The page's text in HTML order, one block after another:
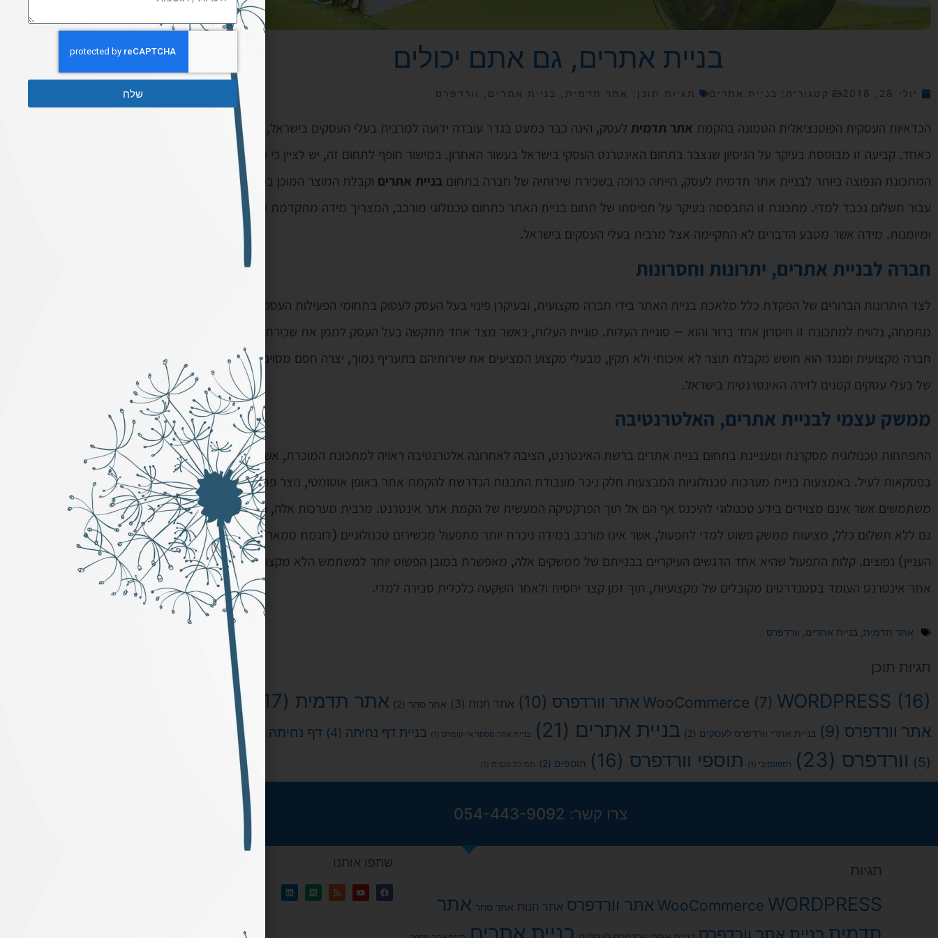
בניית אתרים, גם אתם יכולים
יולי 28, 2018 קטגוריה: בניית אתרים תגיות תוכן: אתר תדמית בניית אתרים וורדפרס
הכדאיות העסקית הפוטנציאלית הטמונה בהקמת אתר תדמית לעסק, הינה כבר כמעט בגדר עובדה ידועה למרבית בעלי העסקים בישראל, קטנים וגדולים
כאחד. קביעה זו מבוססת בעיקר על הניסיון שנצבר בתחום האינטרנט העסקי בישראל בעשור האחרון. במישור חופף לתחום זה, יש לציין כי עד לזמן האחרון
המתכונת הנפוצה ביותר לבניית אתר תדמית לעסק, הייתה כרוכה בשכירת שירותיה של חברה בתחום בניית אתרים וקבלת המוצר המוכן בסיום העבודה,
עבור תשלום נכבד למדי. מתכונת זו התבססה בעיקר על תפיסתו של תחום בניית האתר כתחום טכנולוגי מורכב, המצריך מידה מתקדמת של ידע
ומיומנות. מידה אשר מטבע הדברים לא התקיימה אצל מרבית בעלי העסקים בישראל.
חברה לבניית אתרים, יתרונות וחסרונות
לצד היתרונות הברורים של הפקדת כלל מלאכת בניית האתר בידי חברה מקצועית, ובעיקרן פינוי בעל העסק לעסוק בתחומי הפעילות העסקית בהם הוא
מתמחה, נלווית למתכונת זו חיסרון אחד ברור והוא – סוגיית העלות. סוגיית העלות, כאשר מצד אחד מתקשה בעל העסק לממן את שכירת שירותיה של
חברה מקצועית ומנגד הוא חושש מקבלת תוצר לא איכותי ולא תקין, מבעלי מקצוע המציעים את שירותיהם בתעריף נמוך, יצרה חסם מסוים בפני כניסתם
של בעלי עסקים קטנים לזירה האינטרנטית בישראל.
ממשק עצמי לבניית אתרים, האלטרנטיבה
התפתחות טכנולוגית מסקרנת ומעניינת בתחום בניית אתרים ברשת האינטרנט, הציבה לאחרונה אלטרנטיבה ראויה למתכונת המוכרת, אשר תוארה
בפסקאות לעיל. באמצעות בניית מערכות טכנולוגיות המבצעות חלק ניכר מעבודת התכנות הנדרשת להקמת אתר באופן אוטומטי, נוצר פתח עבור
משתמשים אשר אינם מצוידים בידע טכנולוגי להיכנס אף הם אל תוך הפרקטיקה המעשית של הקמת אתר אינטרנט. מרבית מערכות אלה, הזמינות לעתים
גם ללא תשלום כלל, מציעות ממשק פשוט למדי לתפעול, אשר אינו מורכב במידה ניכרת יותר מתפעול מכשירים טכנולוגיים (דוגמת סמארטפון לצורך
העניין) נפוצים. קלות התפעול שהיא אחד הדגשים העיקריים בבנייתם של ממשקים אלה, מאפשרת במובן הפשוט יותר למשתמש הלא מקצועי להקים לעצמו
אתר אינטרנט העומד בסטנדרטים מקובלים של מקצועיות, תוך זמן קצר יחסית ולאחר השקעה כלכלית סבירה למדי.
אתר תדמית בניית אתרים וורדפרס
תגיות תוכן
WooCommerce (7) WORDPRESS (16) אתר וורדפרס (10) אתר חנות (3) אתר סחר (2) אתר תדמית (17)
בניית
אתר וורדפרס (9) בניית אתרי וורדפרס לעסקים (2) בניית אתרים (21) בניית אתר מסחר אי-קומרס (1) בניית דף נחיתה (4) דף נחיתה
ווקומרס
(5)
וורדפרס (23) רספונסיבי (1) תוספי וורדפרס (16) תוספים (2) תמיכה טכנית (1)
צרו קשר: 054-443-9092
תגיות
WooCommerce WORDPRESS אתר וורדפרס אתר חנות אתר סחר אתר
בניית אתרים
שתפו אותנו
שלח